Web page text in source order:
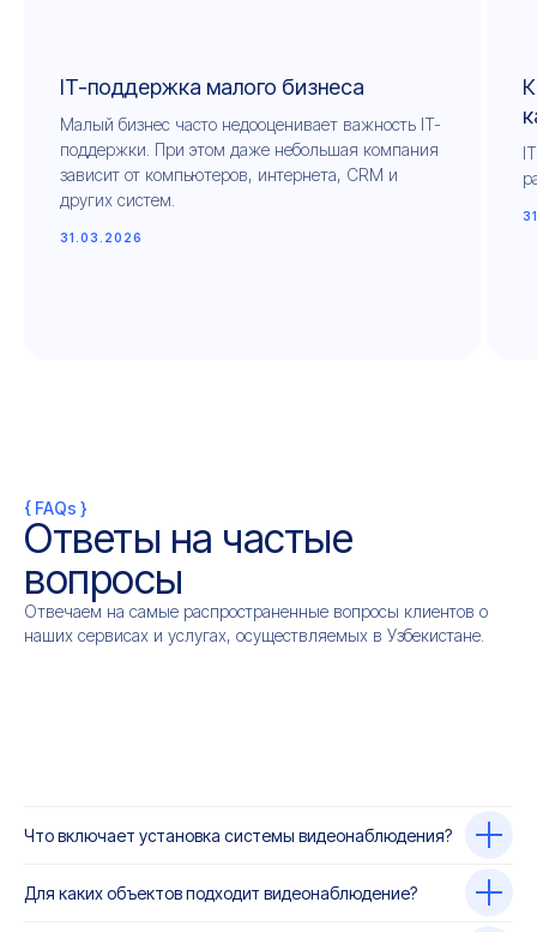
IT-поддержка малого бизнеса
Малый бизнес часто недооценивает важность IT-
поддержки. При этом даже небольшая компания
зависит от компьютеров, интернета, CRM и
других систем.
31.03.2026
{ FAQs }
Ответы на частые
вопросы
Отвечаем на самые распространенные вопросы клиентов о
наших сервисах и услугах, осуществляемых в Узбекистане.
Что включает установка системы видеонаблюдения?
Для каких объектов подходит видеонаблюдение?